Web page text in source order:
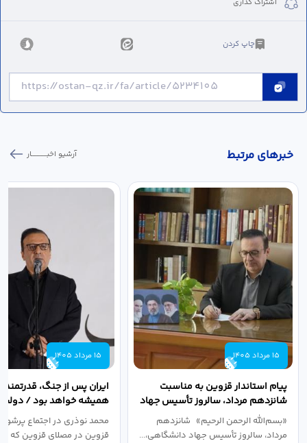
اشتراک گذاری
چاپ کردن
خبر‌های مرتبط آرشیو اخبـــــــــــار
15 مرداد 1405
پیام استاندار قزوین به مناسبت
شانزدهم مرداد، سالروز تأسیس جهاد
دانشگاهی
«بسم‌الله الرحمن الرحیم» شانزدهم
مرداد، سالروز تأسیس جهاد دانشگاهی،...
15 مرداد 1405
ایران پس از جنگ،
همیشه خواهد بود / دولت
نبرد اقتصادی،...
محمد نوذری در اجتماع
قزوین در مصلای قزوین که